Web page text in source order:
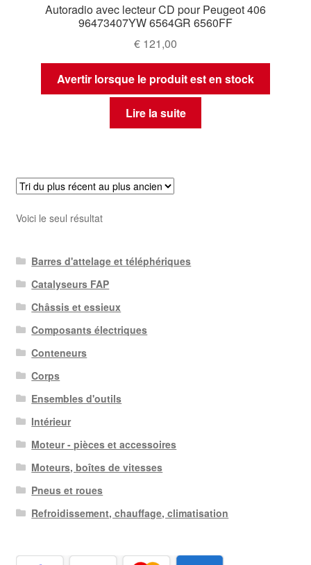
Autoradio avec lecteur CD pour Peugeot 406
96473407YW 6564GR 6560FF
€ 121,00
Avertir lorsque le produit est en stock
Lire la suite
Voici le seul résultat
Barres d'attelage et téléphériques
Catalyseurs FAP
Châssis et essieux
Composants électriques
Conteneurs
Corps
Ensembles d'outils
Intérieur
Moteur - pièces et accessoires
Moteurs, boîtes de vitesses
Pneus et roues
Refroidissement, chauffage, climatisation